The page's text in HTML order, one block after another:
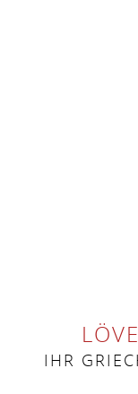
IHR